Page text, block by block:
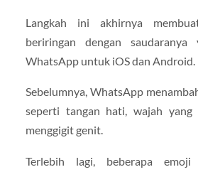
Langkah ini akhirnya
beriringan dengan
WhatsApp untuk iOS dan Android.
Sebelumnya, WhatsApp
seperti tangan hati, wajah yang
menggigit genit.
Terlebih lagi, beberapa emoji